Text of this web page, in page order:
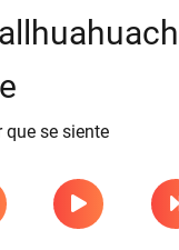
que se siente